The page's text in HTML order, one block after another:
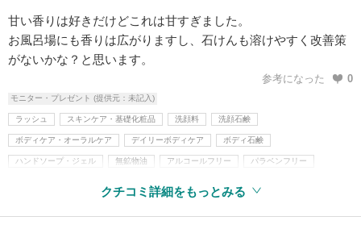
甘い香りは好きだけどこれは甘すぎました。
お風呂場にも香りは広がりますし、石けんも溶けやすく改善策
がないかな？と思います。
参考になった 0
モニター・プレゼント (提供元：未記入)
ラッシュ スキンケア・基礎化粧品 洗顔料 洗顔石鹸
ボディケア・オーラルケア デイリーボディケア ボディ石鹸
ハンドソープ・ジェル 無鉱物油 アルコールフリー パラベンフリー
クチコミ詳細をもっとみる